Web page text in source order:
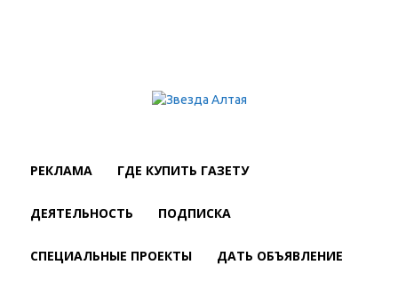
РЕКЛАМА ГДЕ КУПИТЬ ГАЗЕТУ
ДЕЯТЕЛЬНОСТЬ ПОДПИСКА
СПЕЦИАЛЬНЫЕ ПРОЕКТЫ ДАТЬ ОБЪЯВЛЕНИЕ